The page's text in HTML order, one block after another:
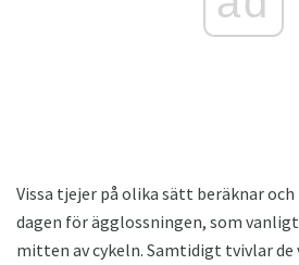
Vissa tjejer på olika sätt beräknar
dagen för ägglossningen, som
mitten av cykeln. Samtidigt tvivlar de